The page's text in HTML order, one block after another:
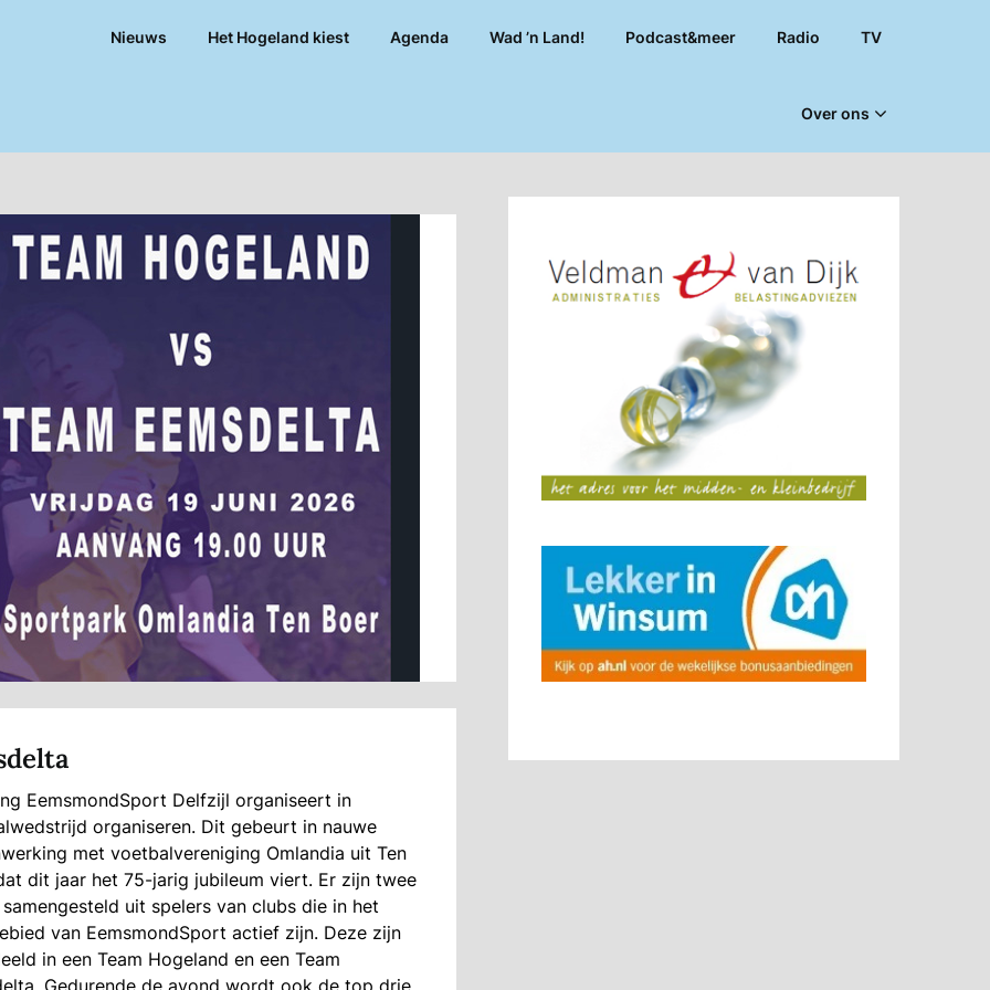
Nieuws Het Hogeland kiest Agenda Wad ’n Land! Podcast&meer Radio TV
Over ons
EemsmondSport Delfzijl organiseert in
organiseren. Dit gebeurt in nauwe
met voetbalvereniging Omlandia uit Ten
dit jaar het 75-jarig jubileum viert. Er zijn twee
uit spelers van clubs die in het
van EemsmondSport actief zijn. Deze zijn
in een Team Hogeland en een Team
Gedurende de avond wordt ook de top drie